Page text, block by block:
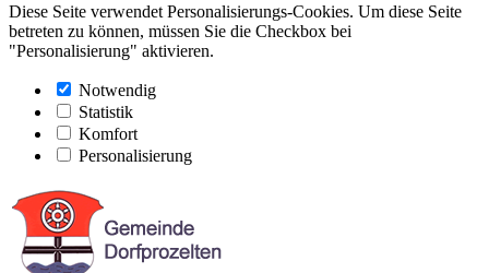
Diese Seite verwendet Personalisierungs-Cookies. Um diese Seite
betreten zu können, müssen Sie die Checkbox bei
"Personalisierung" aktivieren.
Notwendig
Statistik
Komfort
Personalisierung